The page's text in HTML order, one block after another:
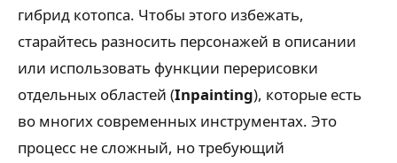
гибрид котопса. Чтобы этого избежать,
старайтесь разносить персонажей в описании
или использовать функции перерисовки
отдельных областей (Inpainting), которые есть
во многих современных инструментах. Это
процесс не сложный, но требующий